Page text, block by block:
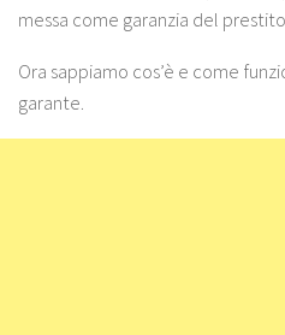
messa come garanzia del
Ora sappiamo cos’è e come
garante.